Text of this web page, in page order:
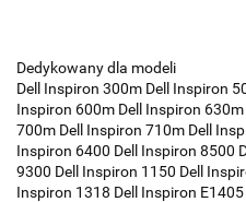
Dedykowany dla modeli
Dell Inspiron 300m Dell Inspiron
Inspiron 600m Dell Inspiron
700m Dell Inspiron 710m Dell
Inspiron 6400 Dell Inspiron 8500
9300 Dell Inspiron 1150 Dell
Inspiron 1318 Dell Inspiron